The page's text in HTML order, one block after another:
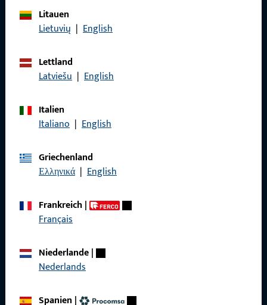
Litauen
Lietuvių | English
Lettland
Latviešu | English
Italien
Italiano | English
Griechenland
Ελληνικά | English
Frankreich|
Français
Niederlande|
Nederlands
Spanien |
Allgemeines
Datenschutz
Schnelleinstieg